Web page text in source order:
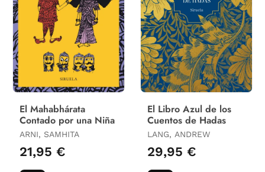
El Mahabhárata
Contado por una Niña
ARNI, SAMHITA
21,95 €
El Libro Azul de los
Cuentos de Hadas
LANG, ANDREW
29,95 €